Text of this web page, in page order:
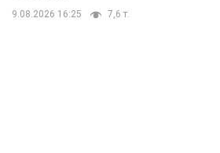
9.08.2026 16:25 7,6 т.